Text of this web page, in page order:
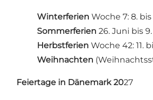
Winterferien Woche 7: 8.
Sommerferien 26. Juni bis
Herbstferien Woche 42: 11.
Weihnachten
Feiertage in Dänemark 2027